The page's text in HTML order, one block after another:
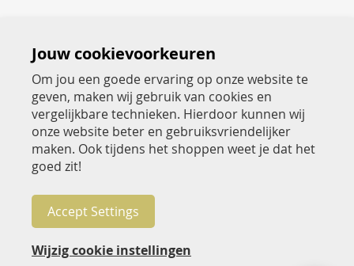
Over Jac Hensen
Beoordeel Jac Hensen
Klantenservice
Betaalwijzen
Volg Jac Hensen
Nieuwsbrief
Jouw cookievoorkeuren
Om jou een goede ervaring op onze website te
geven, maken wij gebruik van cookies en
vergelijkbare technieken. Hierdoor kunnen wij
onze website beter en gebruiksvriendelijker
maken. Ook tijdens het shoppen weet je dat het
goed zit!
Accept Settings
Wijzig cookie instellingen